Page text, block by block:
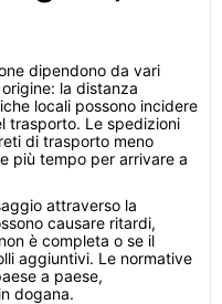
dipendono da vari
la distanza
locali possono incidere
trasporto. Le spedizioni
di trasporto meno
più tempo per arrivare a
attraverso la
causare ritardi,
è completa o se il
aggiuntivi. Le normative
a paese,
dogana.